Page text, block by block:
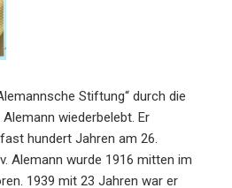
Stiftung“ durch die
wiederbelebt. Er
hundert Jahren am 26.
Alemann wurde 1916 mitten im
1939 mit 23 Jahren war er